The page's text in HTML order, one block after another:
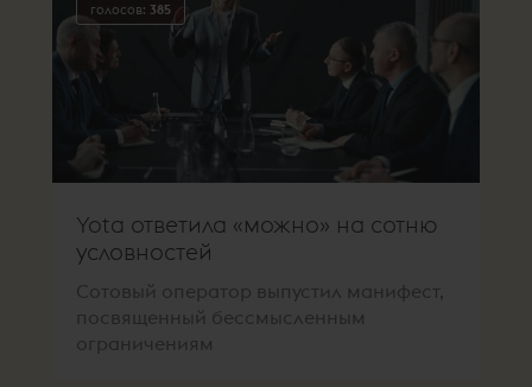
голосов: 385
Yota ответила «можно» на сотню
условностей
Сотовый оператор выпустил манифест,
посвященный бессмысленным
ограничениям